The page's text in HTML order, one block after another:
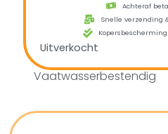
Achteraf
Snelle verzending
Uitverkocht
Vaatwasserbestendig